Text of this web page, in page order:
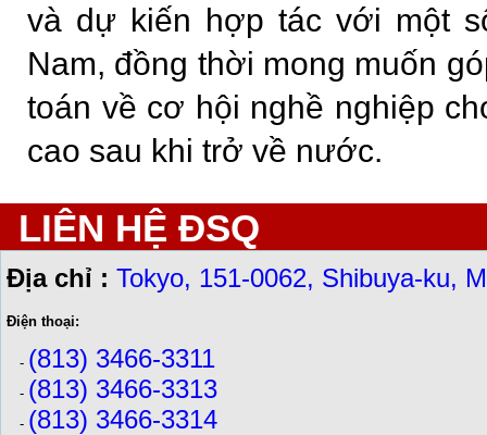
và dự kiến hợp tác với một
Nam, đồng thời mong muốn
toán về cơ hội nghề nghiệp
cao sau khi trở về nước.
LIÊN HỆ ĐSQ
Địa chỉ : Tokyo, 151-0062, Shibuya-ku,
Điện thoại:
- (813) 3466-3311
- (813) 3466-3313
- (813) 3466-3314